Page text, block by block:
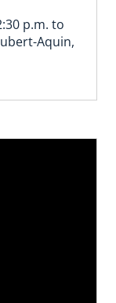
p.m. to
Aquin,